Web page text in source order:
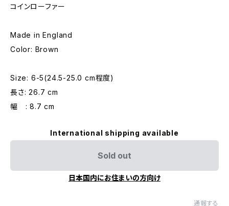
コインローファー
Made in England
Color: Brown
Size: 6-5(24.5-25.0 cm程度)
長さ: 26.7 cm
幅 : 8.7 cm
International shipping available
Sold out
日本国内にお住まいの方向け
通報する